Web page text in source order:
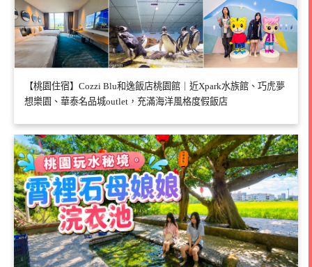
【桃園住宿】Cozzi Blu和逸飯店桃園館｜近Xpark水族館、巧虎夢
想樂園、華泰名品城outlet，充滿海洋風格度假飯店